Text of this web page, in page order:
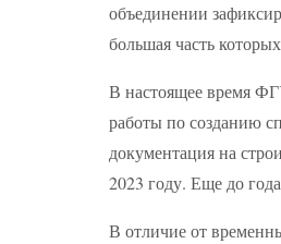
объединении
большая часть
В настоящее время
работы по созданию
документация на
2023 году. Еще до
В отличие от